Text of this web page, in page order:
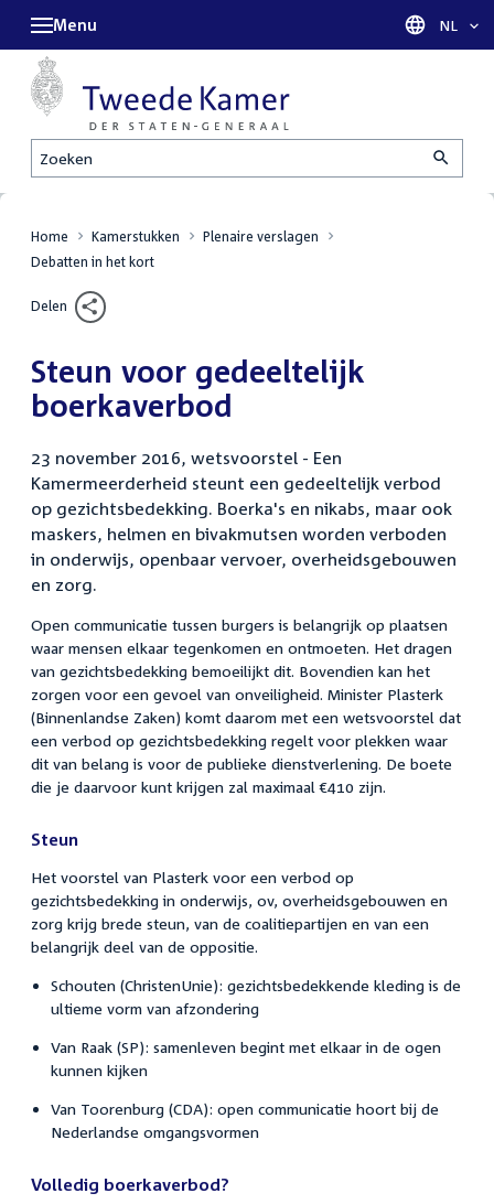
Zoeken
Menu Taal
NL
Home Kamerstukken
Plenaire verslagen
Debatten in het kort
Delen
Steun voor gedeeltelijk
boerkaverbod
23 november 2016, wetsvoorstel - Een
Kamermeerderheid steunt een gedeeltelijk verbod
op gezichtsbedekking. Boerka's en nikabs, maar ook
maskers, helmen en bivakmutsen worden verboden
in onderwijs, openbaar vervoer, overheidsgebouwen
en zorg.
Open communicatie tussen burgers is belangrijk op plaatsen
waar mensen elkaar tegenkomen en ontmoeten. Het dragen
van gezichtsbedekking bemoeilijkt dit. Bovendien kan het
zorgen voor een gevoel van onveiligheid. Minister Plasterk
(Binnenlandse Zaken) komt daarom met een wetsvoorstel dat
een verbod op gezichtsbedekking regelt voor plekken waar
dit van belang is voor de publieke dienstverlening. De boete
die je daarvoor kunt krijgen zal maximaal €410 zijn.
Steun
Het voorstel van Plasterk voor een verbod op
gezichtsbedekking in onderwijs, ov, overheidsgebouwen en
zorg krijg brede steun, van de coalitiepartijen en van een
belangrijk deel van de oppositie.
Schouten (ChristenUnie): gezichtsbedekkende kleding is de
ultieme vorm van afzondering
Van Raak (SP): samenleven begint met elkaar in de ogen
kunnen kijken
Van Toorenburg (CDA): open communicatie hoort bij de
Nederlandse omgangsvormen
Volledig boerkaverbod?